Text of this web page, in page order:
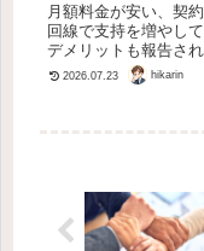
月額料金が安い、契
回線で支持を増やし
デメリットも報告さ
マホとのセット割り
2026.07.23 hikarin